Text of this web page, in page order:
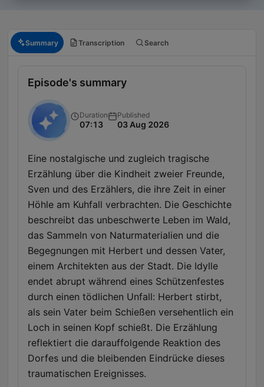
Summary Transcription Search
Episode's summary
Duration
07:13
Published
03 Aug 2026
Eine nostalgische und zugleich tragische
Erzählung über die Kindheit zweier Freunde,
Sven und des Erzählers, die ihre Zeit in einer
Höhle am Kuhfall verbrachten. Die Geschichte
beschreibt das unbeschwerte Leben im Wald,
das Sammeln von Naturmaterialien und die
Begegnungen mit Herbert und dessen Vater,
einem Architekten aus der Stadt. Die Idylle
endet abrupt während eines Schützenfestes
durch einen tödlichen Unfall: Herbert stirbt,
als sein Vater beim Schießen versehentlich ein
Loch in seinen Kopf schießt. Die Erzählung
reflektiert die darauffolgende Reaktion des
Dorfes und die bleibenden Eindrücke dieses
traumatischen Ereignisses.